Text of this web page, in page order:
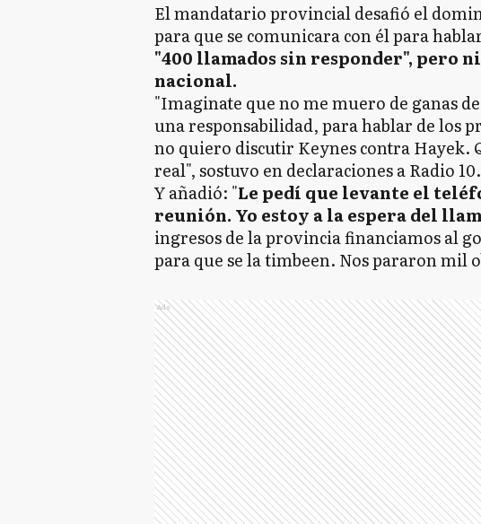
El mandatario provincial desafió el
para que se comunicara con él para
"400 llamados sin responder", pero
nacional.
"Imaginate que no me muero de ganas
una responsabilidad, para hablar de los
no quiero discutir Keynes contra Hayek.
real", sostuvo en declaraciones a Radio 10.
Y añadió: "Le pedí que levante el
reunión. Yo estoy a la espera del
ingresos de la provincia financiamos al
para que se la timbeen. Nos pararon mil
Ads